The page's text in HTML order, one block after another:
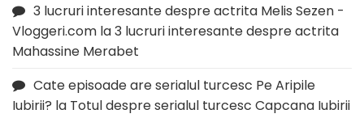
3 lucruri interesante despre actrita Melis Sezen -
Vloggeri.com la3 lucruri interesante despre actrita
Mahassine Merabet
Cate episoade are serialul turcesc Pe Aripile
Iubirii? la Totul despre serialul turcesc Capcana Iubirii